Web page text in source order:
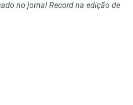
no jornal Record na edição de